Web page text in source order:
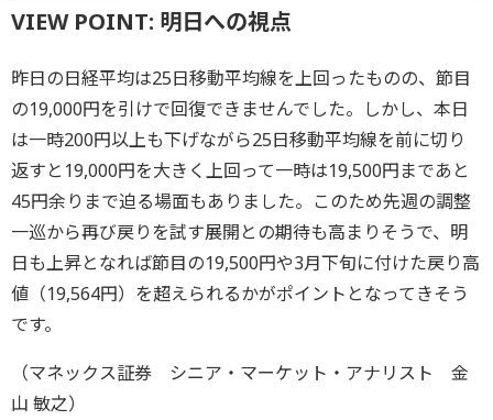
VIEW POINT: 明日への視点
昨日の日経平均は25日移動平均線を上回ったものの、節目
の19,000円を引けで回復できませんでした。しかし、本日
は一時200円以上も下げながら25日移動平均線を前に切り
返すと19,000円を大きく上回って一時は19,500円まであと
45円余りまで迫る場面もありました。このため先週の調整
一巡から再び戻りを試す展開との期待も高まりそうで、明
日も上昇となれば節目の19,500円や3月下旬に付けた戻り高
値（19,564円）を超えられるかがポイントとなってきそう
です。
（マネックス証券 シニア・マーケット・アナリスト 金
山 敏之）